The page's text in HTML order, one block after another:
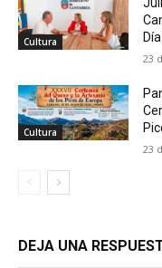
Cultura
23
Cultura
23
DEJA UNA